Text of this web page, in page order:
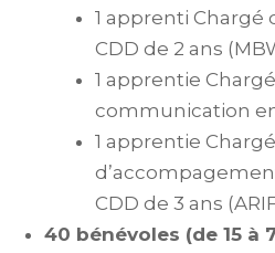
1 apprenti
CDD de 2 ans
1 apprentie
communication en
1 apprentie
CDD de 3 ans
40 bénévoles (de 15 à